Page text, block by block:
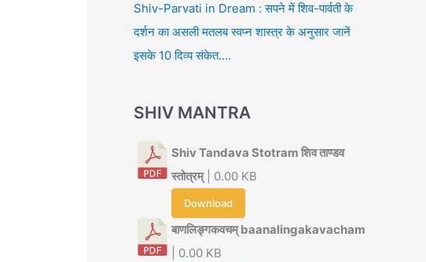
Shiv-Parvati in Dream : सपने में शिव-पार्वती के
दर्शन का असली मतलब स्वप्न शास्त्र के अनुसार जानें
इसके 10 दिव्य संकेत….
SHIV MANTRA
Shiv Tandava Stotram शिव ताण्डव
स्तोत्रम्| 0.00 KB
Download
बाणलिङ्गकवचम् baanalingakavacham
| 0.00 KB